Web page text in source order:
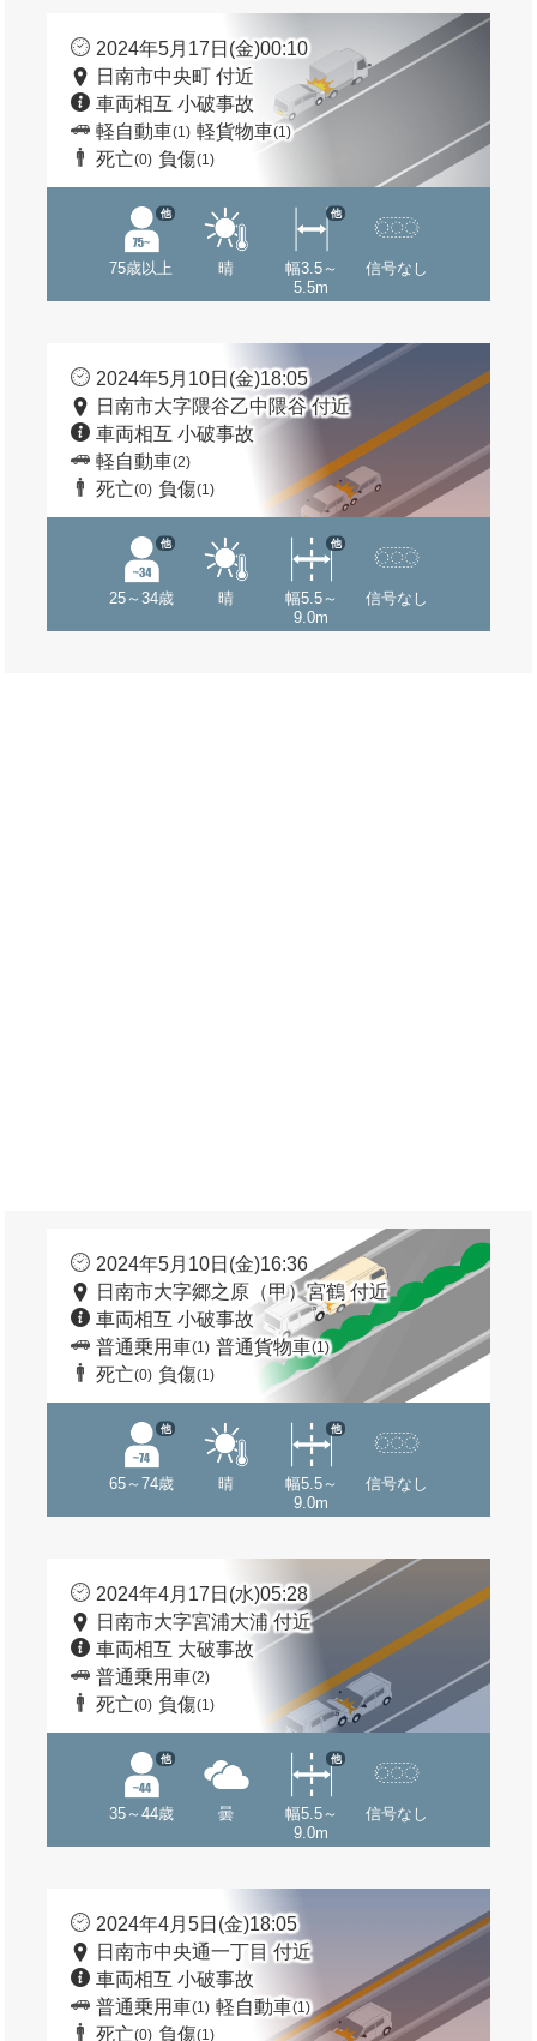
2024年5月17日(金)00:10
日南市中央町 付近
車両相互 小破事故
軽自動車(1) 軽貨物車(1)
死亡(0) 負傷(1)
75歳以上
他
晴
幅3.5～
5.5m
他
信号なし
2024年5月10日(金)18:05
日南市大字隈谷乙中隈谷 付近
車両相互 小破事故
軽自動車(2)
死亡(0) 負傷(1)
25～34歳
他
晴
幅5.5～
9.0m
他
信号なし
2024年5月10日(金)16:36
日南市大字郷之原（甲）宮鶴 付近
車両相互 小破事故
普通乗用車(1) 普通貨物車(1)
死亡(0) 負傷(1)
65～74歳
他
晴
幅5.5～
9.0m
他
信号なし
2024年4月17日(水)05:28
日南市大字宮浦大浦 付近
車両相互 大破事故
普通乗用車(2)
死亡(0) 負傷(1)
35～44歳
他
曇
幅5.5～
9.0m
他
信号なし
2024年4月5日(金)18:05
日南市中央通一丁目 付近
車両相互 小破事故
普通乗用車(1) 軽自動車(1)
死亡(0) 負傷(1)